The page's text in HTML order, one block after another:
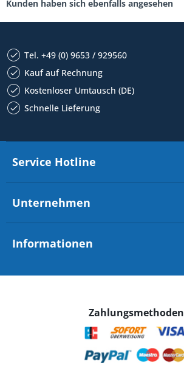
Kunden haben sich ebenfalls angesehen
Tel. +49 (0) 9653 / 929560
Kauf auf Rechnung
Kostenloser Umtausch (DE)
Schnelle Lieferung
Service Hotline
Unternehmen
Informationen
Zahlungsmethoden